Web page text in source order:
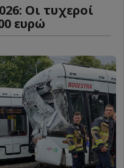
Οι τυχεροί
ευρώ